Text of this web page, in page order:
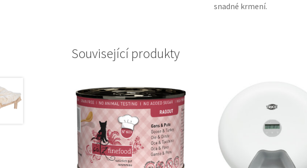
snadné krmení.
Související produkty